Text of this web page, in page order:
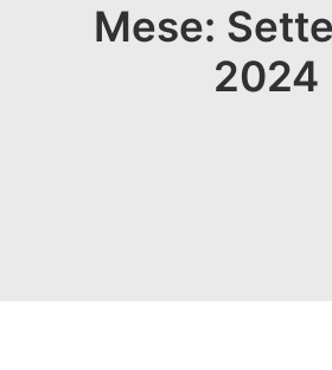
Mese:
2024